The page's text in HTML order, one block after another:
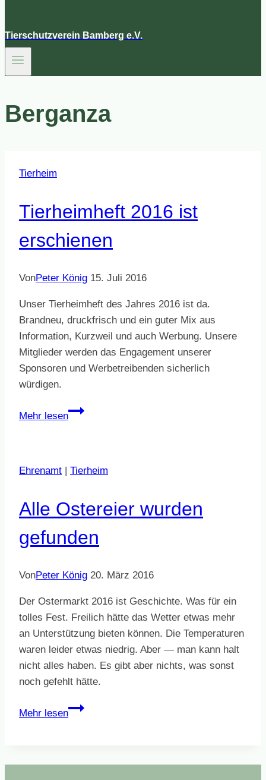
Tierschutzverein Bamberg e.V.
Berganza
Tierheim
Tierheimheft 2016 ist
erschienen
VonPeter König 15. Juli 2016
Unser Tierheimheft des Jahres 2016 ist da.
Brandneu, druckfrisch und ein guter Mix aus
Information, Kurzweil und auch Werbung. Unsere
Mitglieder werden das Engagement unserer
Sponsoren und Werbetreibenden sicherlich
würdigen.
Mehr lesen
Tierheimheft
Ehrenamt
Tierheim
Alle Ostereier wurden
gefunden
VonPeter König 20. März 2016
Der Ostermarkt 2016 ist Geschichte. Was für ein
tolles Fest. Freilich hätte das Wetter etwas mehr
an Unterstützung bieten können. Die Temperaturen
waren leider etwas niedrig. Aber — man kann halt
nicht alles haben. Es gibt aber nichts, was sonst
noch gefehlt hätte.
Mehr lesen
Alle